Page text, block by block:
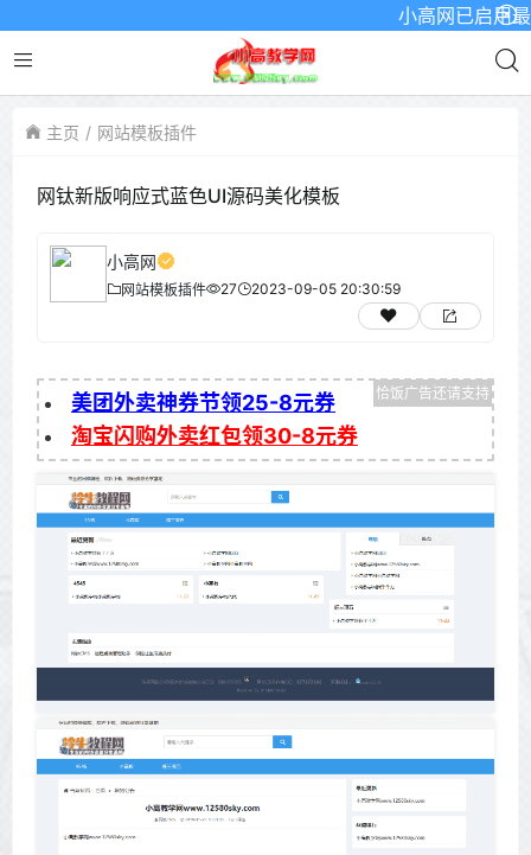
小高网已启用最
主页 网站模板插件
网钛新版响应式蓝色UI源码美化模板
小高网
网站模板插件 27 2023-09-05 20:30:59
美团外卖神券节领25-8元券
淘宝闪购外卖红包领30-8元券